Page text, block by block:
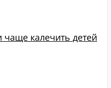
чаще калечить детей